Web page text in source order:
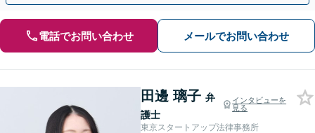
電話でお問い合わせ メールでお問い合わせ
田邊 璃子 弁
護士
インタビューを
見る
東京スタートアップ法律事務所